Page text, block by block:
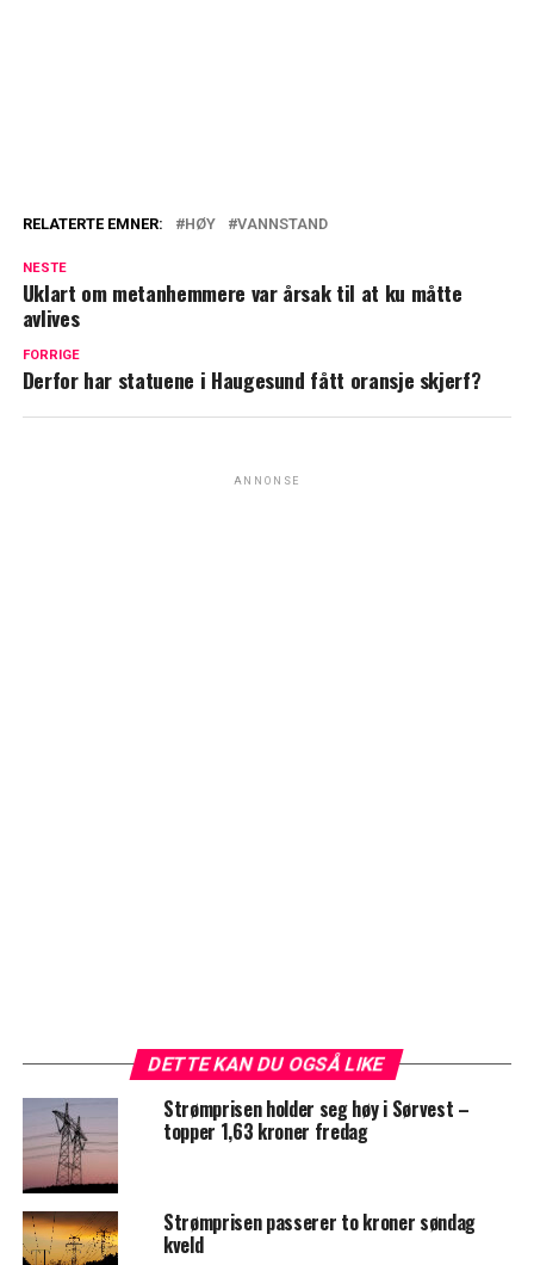
RELATERTE EMNER: HØY VANNSTAND
NESTE
Uklart om metanhemmere var årsak til at ku måtte
avlives
FORRIGE
Derfor har statuene i Haugesund fått oransje skjerf?
ANNONSE
DETTE KAN DU OGSÅ LIKE
Strømprisen holder seg høy i Sørvest –
topper 1,63 kroner fredag
Strømprisen passerer to kroner søndag
kveld